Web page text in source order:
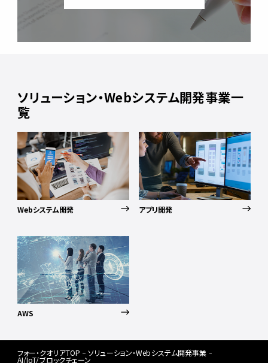
ソリューション・Webシステム開発事業一
覧
Webシステム開発 アプリ開発
AWS
フォー・クオリアTOP ソリューション・Webシステム開発事業
AI/IoT/ブロックチェーン